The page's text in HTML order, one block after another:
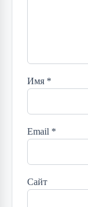
Имя *
Email *
Сайт